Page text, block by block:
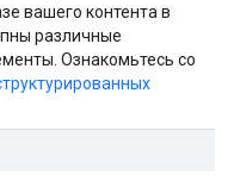
вашего контента в
различные
Ознакомьтесь со